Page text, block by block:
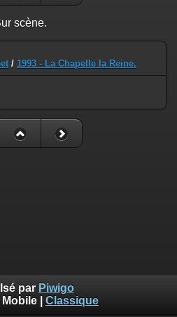
scène.
/ 1993 - La Chapelle la Reine.
par Piwigo
Mobile Classique